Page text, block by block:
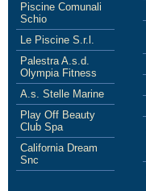
Piscine Comunali
Schio
Le Piscine S.r.l.
Palestra A.s.d.
Olympia Fitness
A.s. Stelle Marine
Play Off Beauty
Club Spa
California Dream
Snc